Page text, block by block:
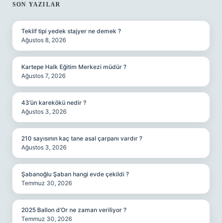
SIDEBAR
SON YAZILAR
Teklif tipi yedek stajyer ne demek ?
Ağustos 8, 2026
Kartepe Halk Eğitim Merkezi müdür ?
Ağustos 7, 2026
43’ün karekökü nedir ?
Ağustos 3, 2026
210 sayısının kaç tane asal çarpanı vardır ?
Ağustos 3, 2026
Şabanoğlu Şaban hangi evde çekildi ?
Temmuz 30, 2026
2025 Ballon d’Or ne zaman veriliyor ?
Temmuz 30, 2026